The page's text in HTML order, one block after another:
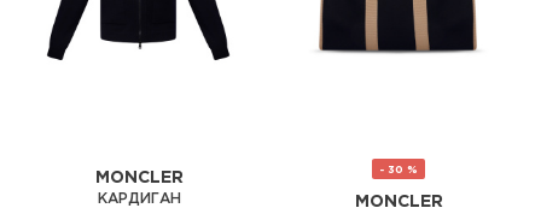
MONCLER
КАРДИГАН
- 30 %
MONCLER